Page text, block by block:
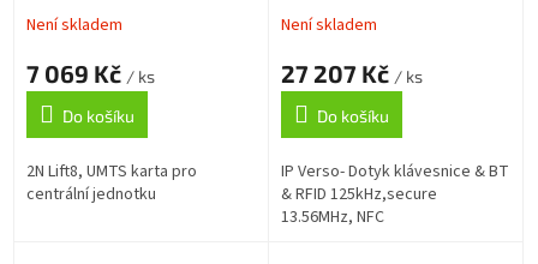
Není skladem
7 069 Kč / ks
Do košíku
2N Lift8, UMTS karta pro
centrální jednotku
reader 125kHz, secured
Není skladem
27 207 Kč / ks
Do košíku
IP Verso- Dotyk klávesnice & BT
& RFID 125kHz,secure
13.56MHz, NFC